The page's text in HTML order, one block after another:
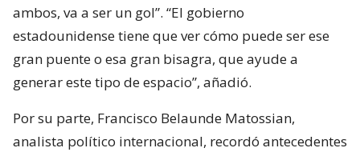
ambos, va a ser un gol”. “El gobierno
estadounidense tiene que ver cómo puede ser ese
gran puente o esa gran bisagra, que ayude a
generar este tipo de espacio”, añadió.
Por su parte, Francisco Belaunde Matossian,
analista político internacional, recordó antecedentes